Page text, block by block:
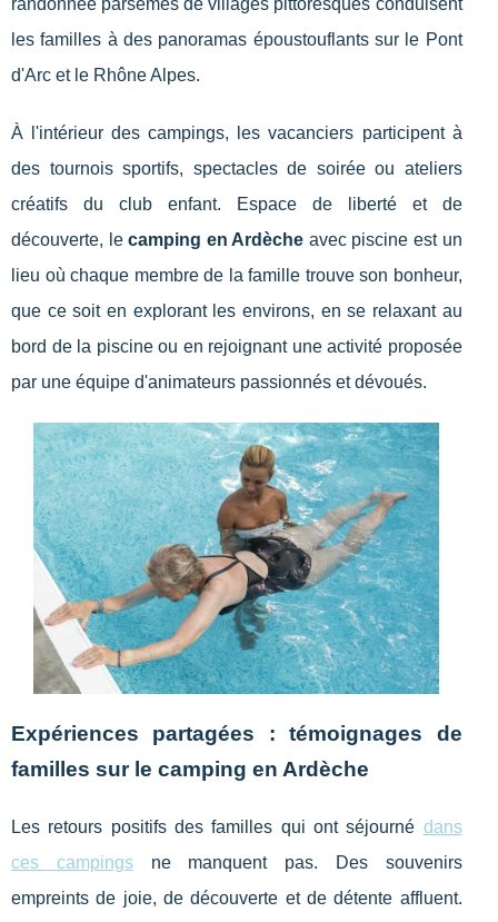
randonnée parsemés de villages pittoresques conduisent
les familles à des panoramas époustouflants sur le Pont
d'Arc et le Rhône Alpes.
À l'intérieur des campings, les vacanciers participent à
des tournois sportifs, spectacles de soirée ou ateliers
créatifs du club enfant. Espace de liberté et de
découverte, lecamping en Ardèche avec piscine est un
lieu où chaque membre de la famille trouve son bonheur,
que ce soit en explorant les environs, en se relaxant au
bord de la piscine ou en rejoignant une activité proposée
par une équipe d'animateurs passionnés et dévoués.
Expériences partagées : témoignages de
familles sur le camping en Ardèche
Les retours positifs des familles qui ont séjourné dans
ces campingsne manquent pas. Des souvenirs
empreints de joie, de découverte et de détente affluent.